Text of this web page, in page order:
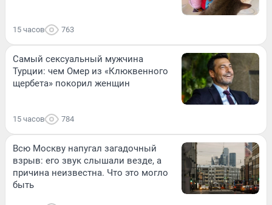
15 часов 763
Самый сексуальный мужчина
Турции: чем Омер из «Клюквенного
щербета» покорил женщин
15 часов 784
Всю Москву напугал загадочный
взрыв: его звук слышали везде, а
причина неизвестна. Что это могло
быть